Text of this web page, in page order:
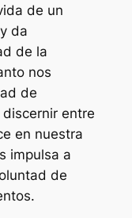
de un
da
de la
nos
de
entre
en nuestra
impulsa a
de